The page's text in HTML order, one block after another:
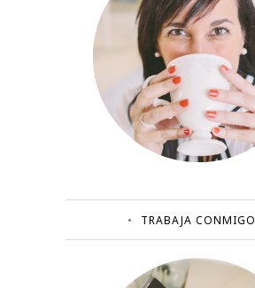
TRABAJA CONMIGO